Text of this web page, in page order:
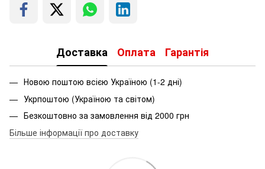
Доставка Оплата Гарантія
Новою поштою всією Україною (1-2 дні)
Укрпоштою (Україною та світом)
Безкоштовно за замовлення від 2000 грн
Більше інформації про доставку